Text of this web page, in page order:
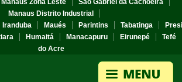
Manaus Zona Leste
São Gabriel da Cachoeira
Manaus Distrito Industrial
Iranduba Maués Parintins Tabatinga
Humaitá Manacapuru Eirunepé
Tefé
do Acre